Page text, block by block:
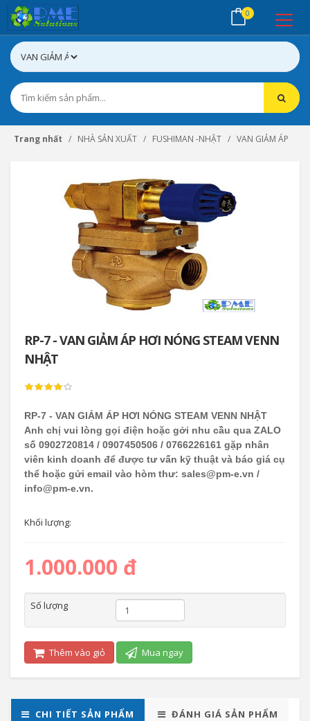
0
Trang nhất NHÀ SẢN XUẤT FUSHIMAN -NHẬT VAN GIẢM ÁP
RP-7 - VAN GIẢM ÁP HƠI NÓNG STEAM VENN
NHẬT
RP-7 - VAN GIẢM ÁP HƠI NÓNG STEAM VENN NHẬT
Anh chị vui lòng gọi điện hoặc gởi nhu cầu qua ZALO
số 0902720814 / 0907450506 / 0766226161 gặp nhân
viên kinh doanh để được tư vấn kỹ thuật và báo giá cụ
thể hoặc gửi email vào hòm thư: sales@pm-e.vn /
info@pm-e.vn.
Khối lượng:
1.000.000 đ
Số lượng
Thêm vào giỏ Mua ngay
CHI TIẾT SẢN PHẨM ĐÁNH GIÁ SẢN PHẨM